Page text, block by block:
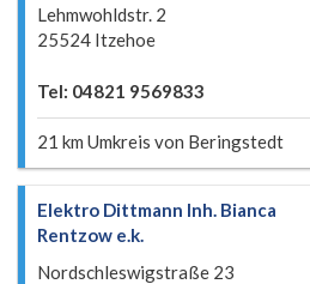
Lehmwohldstr. 2
25524 Itzehoe
Tel: 04821 9569833
21 km Umkreis von Beringstedt
Elektro Dittmann Inh. Bianca
Rentzow e.k.
Nordschleswigstraße 23